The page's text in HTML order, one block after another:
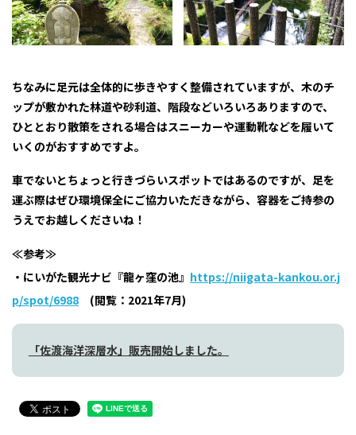
ちなみに足元は全体的に歩きやすく整備されていますが、木のチ
ップが敷かれた林道や砂利道、階段などいろいろありますので、
ひととおり散策をされる場合はスニーカーや運動靴などを履いて
いくのがおすすめですよ。
車でないとちょっと行きづらいスポットではあるのですが、足を
運ぶ際はぜひ環境保全にご協力いただきながら、容器をご持参の
うえでお越しくださいね！
≪参考≫
・にいがた観光ナビ『龍ヶ窪の池』 https://niigata-kankou.or.j
p/spot/6988 (閲覧：2021年7月)
「佐渡海洋深層水」販売開始しました。